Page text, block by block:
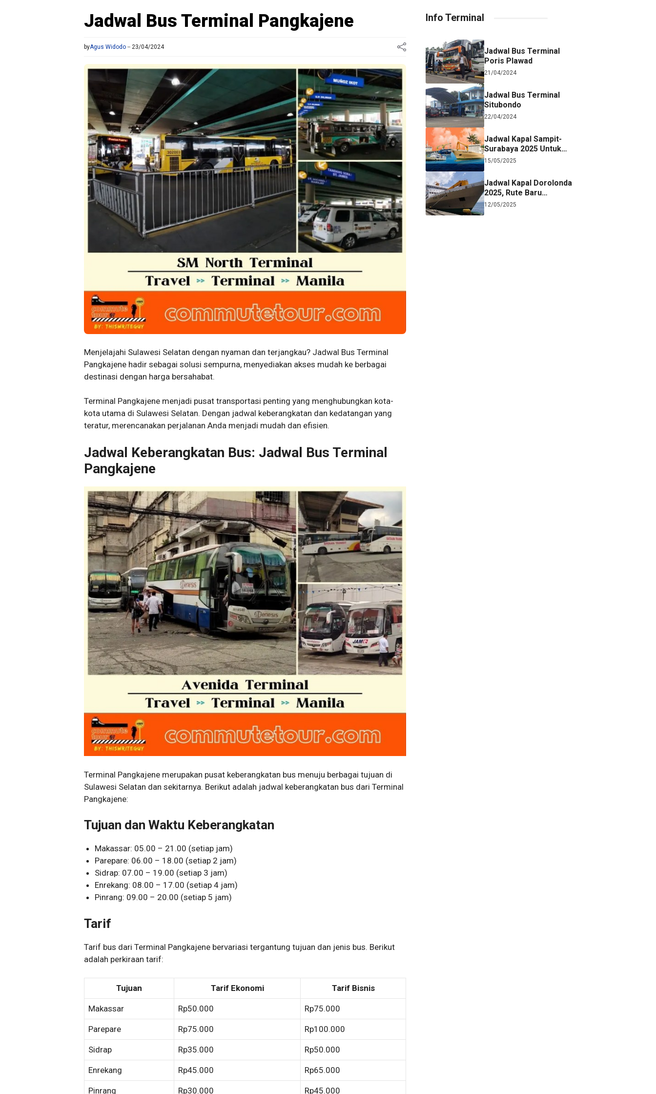
Jadwal Bus Terminal Pangkajene
byAgus Widodo 23/04/2024
Menjelajahi Sulawesi Selatan dengan nyaman dan terjangkau? Jadwal Bus Terminal
Pangkajene hadir sebagai solusi sempurna, menyediakan akses mudah ke berbagai
destinasi dengan harga bersahabat.
Terminal Pangkajene menjadi pusat transportasi penting yang menghubungkan kota-
kota utama di Sulawesi Selatan. Dengan jadwal keberangkatan dan kedatangan yang
teratur, merencanakan perjalanan Anda menjadi mudah dan efisien.
Jadwal Keberangkatan Bus: Jadwal Bus Terminal
Pangkajene
Terminal Pangkajene merupakan pusat keberangkatan bus menuju berbagai tujuan di
Sulawesi Selatan dan sekitarnya. Berikut adalah jadwal keberangkatan bus dari Terminal
Pangkajene:
Tujuan dan Waktu Keberangkatan
Makassar: 05.00 – 21.00 (setiap jam)
Parepare: 06.00 – 18.00 (setiap 2 jam)
Sidrap: 07.00 – 19.00 (setiap 3 jam)
Enrekang: 08.00 – 17.00 (setiap 4 jam)
Pinrang: 09.00 – 20.00 (setiap 5 jam)
Tarif
Tarif bus dari Terminal Pangkajene bervariasi tergantung tujuan dan jenis bus. Berikut
adalah perkiraan tarif:
Tujuan Tarif Ekonomi Tarif Bisnis
Makassar Rp50.000 Rp75.000
Parepare Rp75.000 Rp100.000
Sidrap Rp35.000 Rp50.000
Enrekang Rp45.000 Rp65.000
Pinrang Rp30.000 Rp45.000
Info Terminal
Jadwal Bus Terminal
Poris Plawad
21/04/2024
Jadwal Bus Terminal
Situbondo
22/04/2024
Jadwal Kapal Sampit-
Surabaya 2025 Untuk
Referensi Perjalanan
15/05/2025
Jadwal Kapal Dorolonda
2025, Rute Baru
Surabaya-Jayapura
12/05/2025